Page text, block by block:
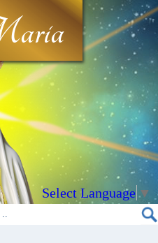
Select Language ▼